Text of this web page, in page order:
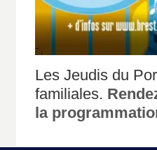
Les Jeudis du
familiales.
la